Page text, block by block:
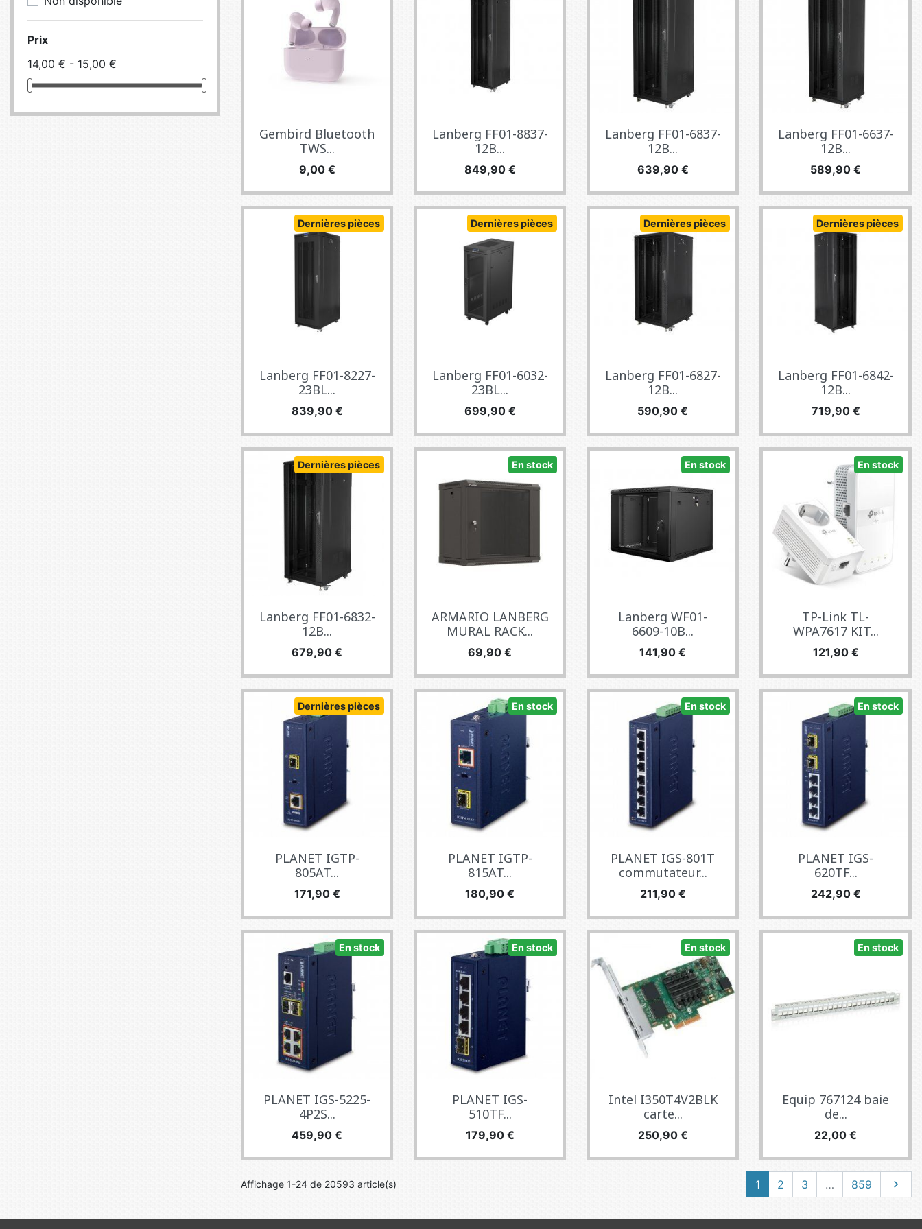
Prix
14,00 € - 15,00 €
Gembird Bluetooth
TWS...
Prix
9,00 €
Lanberg FF01-8837-
12B...
Prix
849,90 €
Lanberg FF01-6837-
12B...
Prix
639,90 €
Lanberg FF01-6637-
12B...
Prix
589,90 €
Dernières pièces
Lanberg FF01-8227-
23BL...
Prix
839,90 €
Dernières pièces
Lanberg FF01-6032-
23BL...
Prix
699,90 €
Dernières pièces
Lanberg FF01-6827-
12B...
Prix
590,90 €
Dernières pièces
Lanberg FF01-6842-
12B...
Prix
719,90 €
Dernières pièces
Lanberg FF01-6832-
12B...
Prix
679,90 €
En stock
ARMARIO LANBERG
MURAL RACK...
Prix
69,90 €
En stock
Lanberg WF01-
6609-10B...
Prix
141,90 €
En stock
TP-Link TL-
WPA7617 KIT...
Prix
121,90 €
Dernières pièces
PLANET IGTP-
805AT...
Prix
171,90 €
En stock
PLANET IGTP-
815AT...
Prix
180,90 €
En stock
PLANET IGS-801T
commutateur...
Prix
211,90 €
En stock
PLANET IGS-
620TF...
Prix
242,90 €
En stock
PLANET IGS-5225-
4P2S...
Prix
459,90 €
En stock
PLANET IGS-
510TF...
Prix
179,90 €
En stock
Intel I350T4V2BLK
carte...
Prix
250,90 €
En stock
Equip 767124 baie
de...
Prix
22,00 €
Affichage 1-24 de 20593 article(s) 1 2 3 … 859 